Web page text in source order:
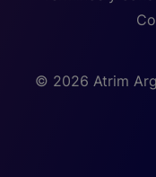
© 2026 Atrim